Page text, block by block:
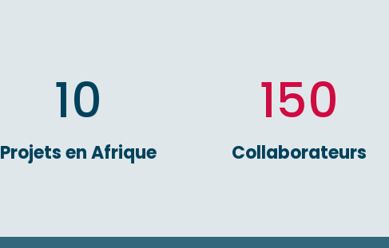
10
Projets en Afrique
150
Collaborateurs